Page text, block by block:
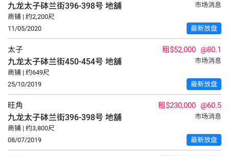
九龙太子砵兰街396-398号 地舖
市场消息
商铺 | 约2,200尺
11/05/2020
最新放盘
太子 租$52,000 @80.1
九龙太子砵兰街450-454号 地舖
市场消息
商铺 | 约649尺
25/10/2019
最新放盘
旺角 租$230,000 @60.5
九龙太子砵兰街396-398号 地舖
市场消息
商铺 | 约3,800尺
08/07/2019
最新放盘